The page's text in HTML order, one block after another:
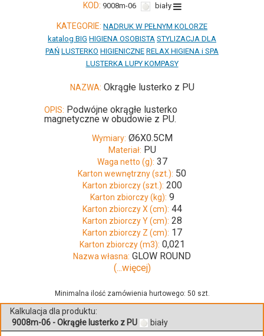
KOD: 9008m-06 biały
KATEGORIE: NADRUK W PEŁNYM KOLORZE
katalog BIG HIGIENA OSOBISTA STYLIZACJA DLA
PAŃ LUSTERKO HIGIENICZNE RELAX HIGIENA i SPA
LUSTERKA LUPY KOMPASY
NAZWA: Okrągłe lusterko z PU
OPIS: Podwójne okrągłe lusterko
magnetyczne w obudowie z PU.
Wymiary: Ø6X0.5CM
Materiał: PU
Waga netto (g): 37
Karton wewnętrzny (szt.): 50
Karton zbiorczy (szt.): 200
Karton zbiorczy (kg): 9
Karton zbiorczy X (cm): 44
Karton zbiorczy Y (cm): 28
Karton zbiorczy Z (cm): 17
Karton zbiorczy (m3): 0,021
Nazwa własna: GLOW ROUND
(...więcej)
Minimalna ilość zamówienia hurtowego: 50 szt.
Kalkulacja dla produktu:
9008m-06 - Okrągłe lusterko z PU
biały